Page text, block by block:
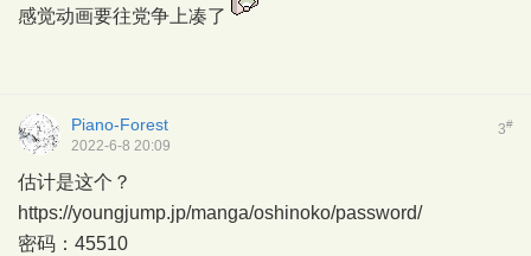
感觉动画要往党争上凑了
3#
Piano-Forest
2022-6-8 20:09
估计是这个？
https://youngjump.jp/manga/oshinoko/password/
密码：45510